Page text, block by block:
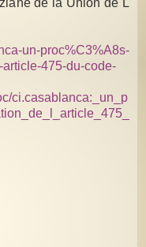
de la Union de L
un-proc%C3%A8s-
475-du-code-
ci.casablanca:_un_p